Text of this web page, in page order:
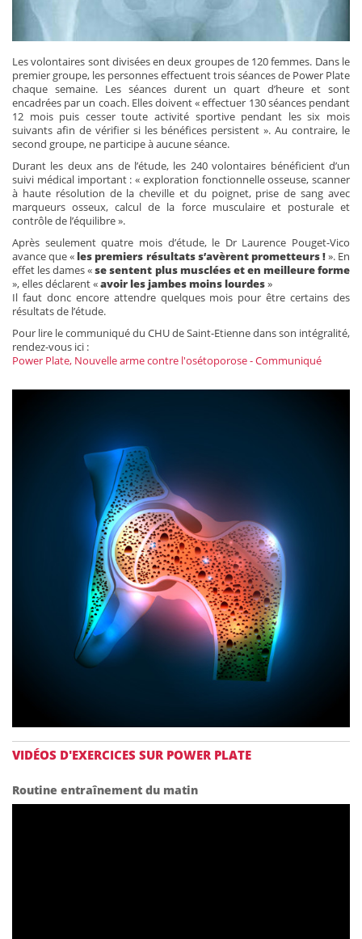
Les volontaires sont divisées en deux groupes de 120 femmes. Dans le
premier groupe, les personnes effectuent trois séances de Power Plate
chaque semaine. Les séances durent un quart d’heure et sont
encadrées par un coach. Elles doivent « effectuer 130 séances pendant
12 mois puis cesser toute activité sportive pendant les six mois
suivants afin de vérifier si les bénéfices persistent ». Au contraire, le
second groupe, ne participe à aucune séance.
Durant les deux ans de l’étude, les 240 volontaires bénéficient d’un
suivi médical important : « exploration fonctionnelle osseuse, scanner
à haute résolution de la cheville et du poignet, prise de sang avec
marqueurs osseux, calcul de la force musculaire et posturale et
contrôle de l’équilibre ».
Après seulement quatre mois d’étude, le Dr Laurence Pouget-Vico
avance que «les premiers résultats s’avèrent prometteurs !». En
effet les dames «se sentent plus musclées et en meilleure forme
», elles déclarent «avoir les jambes moins lourdes»
Il faut donc encore attendre quelques mois pour être certains des
résultats de l’étude.
Pour lire le communiqué du CHU de Saint-Etienne dans son intégralité,
rendez-vous ici :
Power Plate, Nouvelle arme contre l'osétoporose - Communiqué
VIDÉOS D'EXERCICES SUR POWER PLATE
Routine entraînement du matin